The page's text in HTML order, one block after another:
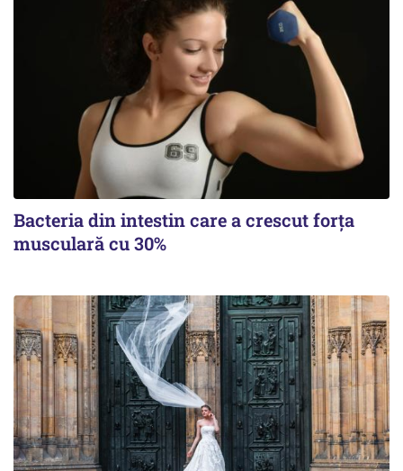
Bacteria din intestin care a crescut forța
musculară cu 30%